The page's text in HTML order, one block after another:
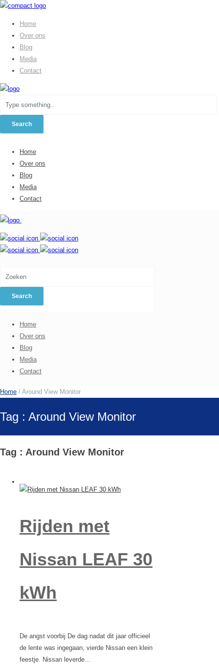
Home
Over ons
Blog
Media
Contact
Home
Over ons
Blog
Media
Contact
Home
Over ons
Blog
Media
Contact
Home / Around View Monitor
Tag : Around View Monitor
Tag : Around View Monitor
Rijden met
Nissan LEAF 30
kWh
De angst voorbij De dag nadat dit jaar officieel
de lente was ingegaan, vierde Nissan een klein
feestje. Nissan leverde…